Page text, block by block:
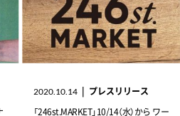
2020.10.14 | プレスリリース
「246st.MARKET」10/14（水）から ワー